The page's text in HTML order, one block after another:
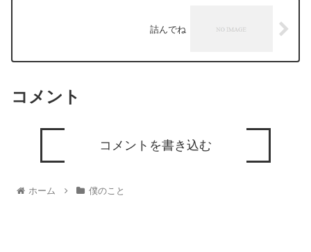
詰んでね
コメント
コメントを書き込む
ホーム 僕のこと